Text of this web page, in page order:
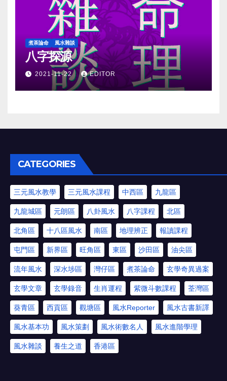
煮茶論命 風水雜談
八字探源
2021-11-22 EDITOR
CATEGORIES
三元風水教學 三元風水課程 中西區 九龍區
九龍城區 元朗區 八卦風水 八字課程 北區
北角區 十八區風水 南區 地理辨正 報讀課程
屯門區 新界區 旺角區 東區 沙田區 油尖區
流年風水 深水埗區 灣仔區 煮茶論命 玄學奇異過案
玄學文章 玄學錄音 生肖運程 紫微斗數課程 荃灣區
葵青區 西貢區 觀塘區 風水Reporter 風水古書新譯
風水基本功 風水策劃 風水術數名人 風水進階學理
風水雜談 養生之道 香港區